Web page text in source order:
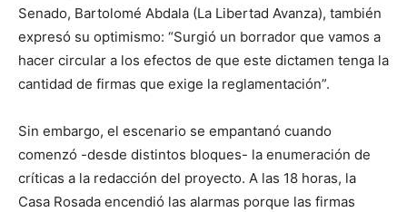
Senado, Bartolomé Abdala (La Libertad Avanza), también
expresó su optimismo: “Surgió un borrador que vamos a
hacer circular a los efectos de que este dictamen tenga la
cantidad de firmas que exige la reglamentación”.
Sin embargo, el escenario se empantanó cuando
comenzó -desde distintos bloques- la enumeración de
críticas a la redacción del proyecto. A las 18 horas, la
Casa Rosada encendió las alarmas porque las firmas